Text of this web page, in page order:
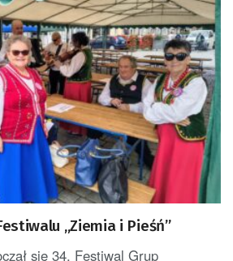
„Ziemia i Pieśń”
się 34. Festiwal Grup